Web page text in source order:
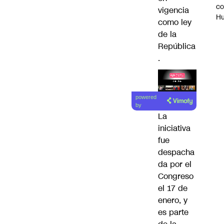
vigencia
como ley
de la
República
.
Lea el
artículo
powered
by
La
iniciativa
fue
despacha
da por el
Congreso
el 17 de
enero, y
es parte